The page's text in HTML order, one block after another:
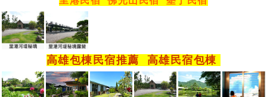
高雄包棟民宿推薦 高雄民宿包棟